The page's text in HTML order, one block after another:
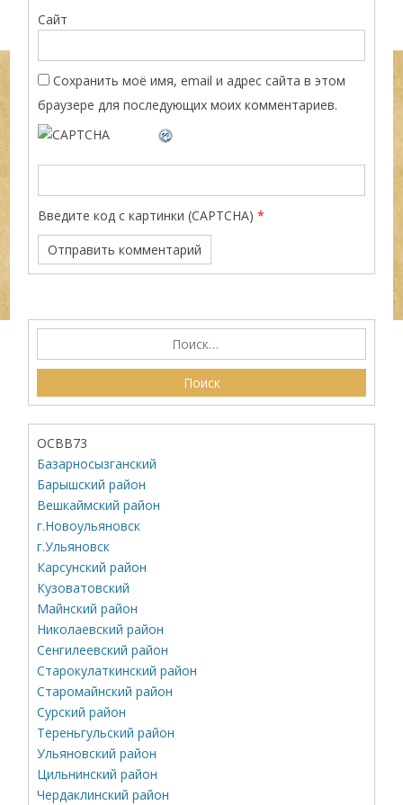
Сайт
Сохранить моё имя, email и адрес сайта в этом
браузере для последующих моих комментариев.
Введите код с картинки (CAPTCHA) *
ОСВВ73
Базарносызганский
Барышский район
Вешкаймский район
г.Новоульяновск
г.Ульяновск
Карсунский район
Кузоватовский
Майнский район
Николаевский район
Сенгилеевский район
Старокулаткинский район
Старомайнский район
Сурский район
Тереньгульский район
Ульяновский район
Цильнинский район
Чердаклинский район